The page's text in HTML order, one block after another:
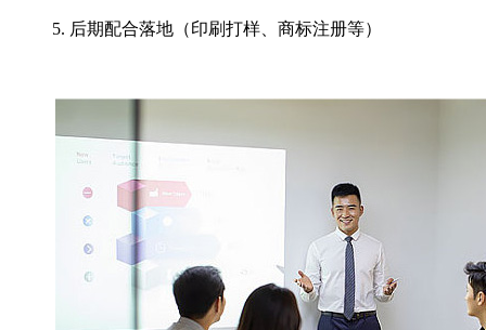
5. 后期配合落地（印刷打样、商标注册等）